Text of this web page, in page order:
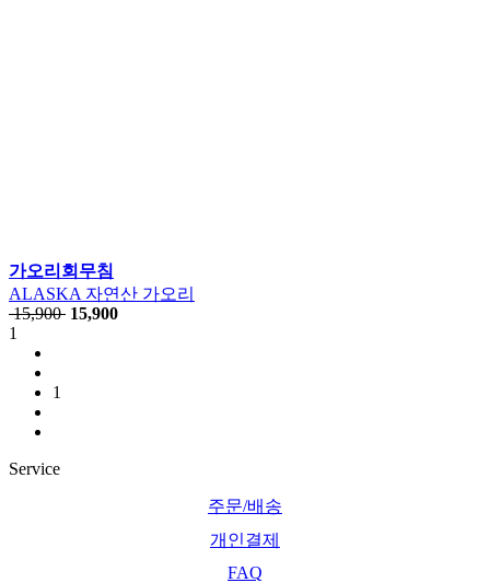
가오리회무침
ALASKA 자연산 가오리
15,900 15,900
1
1
Service
주문/배송
개인결제
FAQ